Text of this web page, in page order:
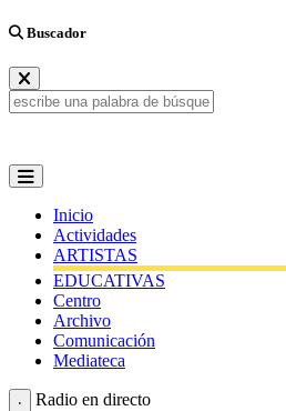
Buscador
Inicio
Actividades
ARTISTAS
EDUCATIVAS
Centro
Archivo
Comunicación
Mediateca
Radio en directo